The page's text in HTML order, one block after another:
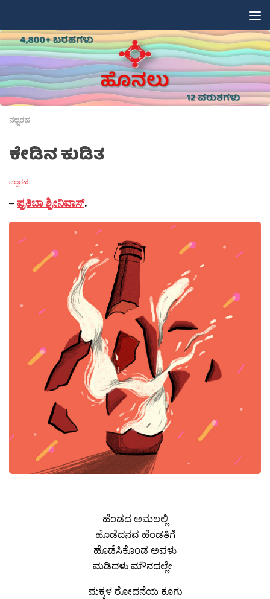
ನಲ್ಬರಹ
ಕೇಡಿನ ಕುಡಿತ
ನಲ್ಬರಹ
– ಪ್ರತಿಬಾ ಶ್ರೀನಿವಾಸ್.
ಹೆಂಡದ ಅಮಲಲ್ಲಿ
ಹೊಡೆದನವ ಹೆಂಡತಿಗೆ
ಹೊಡೆಸಿಕೊಂಡ ಅವಳು
ಮಡಿದಳು ಮೌನದಲ್ಲೇ|
ಮಕ್ಕಳ ರೋದನೆಯ ಕೂಗು